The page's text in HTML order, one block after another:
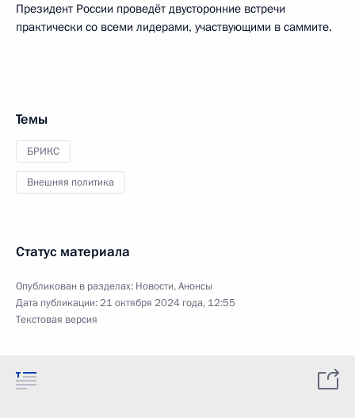
Президент России проведёт двусторонние встречи
практически со всеми лидерами, участвующими в саммите.
Темы
БРИКС
Внешняя политика
Статус материала
Опубликован в разделах: Новости,Анонсы
Дата публикации:21 октября 2024 года, 12:55
Текстовая версия